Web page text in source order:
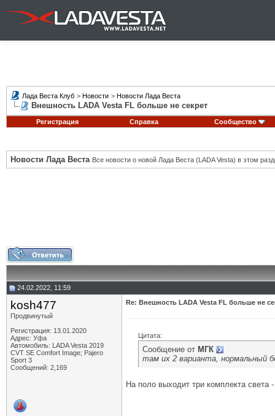
Лада Веста Клуб > Новости > Новости Лада Веста
Внешность LADA Vesta FL больше не секрет
Регистрация Справка Сообщество
Новости Лада Веста Все новости о новой Лада Веста (LADA Vesta) в этом
24.02.2022, 11:59
kosh477
Продвинутый
Регистрация: 13.01.2020
Адрес: Уфа
Автомобиль: LADA Vesta 2019
CVT SE Comfort Image; Pajero
Sport 3
Сообщений: 2,169
Re: Внешность LADA Vesta FL больше не
Цитата:
Сообщение от МГК
там их 2 варианта, нормальный
На поло выходит три комплекта света